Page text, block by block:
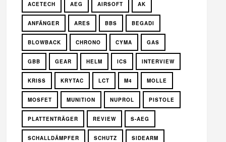
ACETECH AEG AIRSOFT AK
ANFÄNGER ARES BBS BEGADI
BLOWBACK CHRONO CYMA GAS
GBB GEAR HELM ICS INTERVIEW
KRISS KRYTAC LCT M4 MOLLE
MOSFET MUNITION NUPROL PISTOLE
PLATTENTRÄGER REVIEW S-AEG
SCHALLDÄMPFER SCHUTZ SIDEARM